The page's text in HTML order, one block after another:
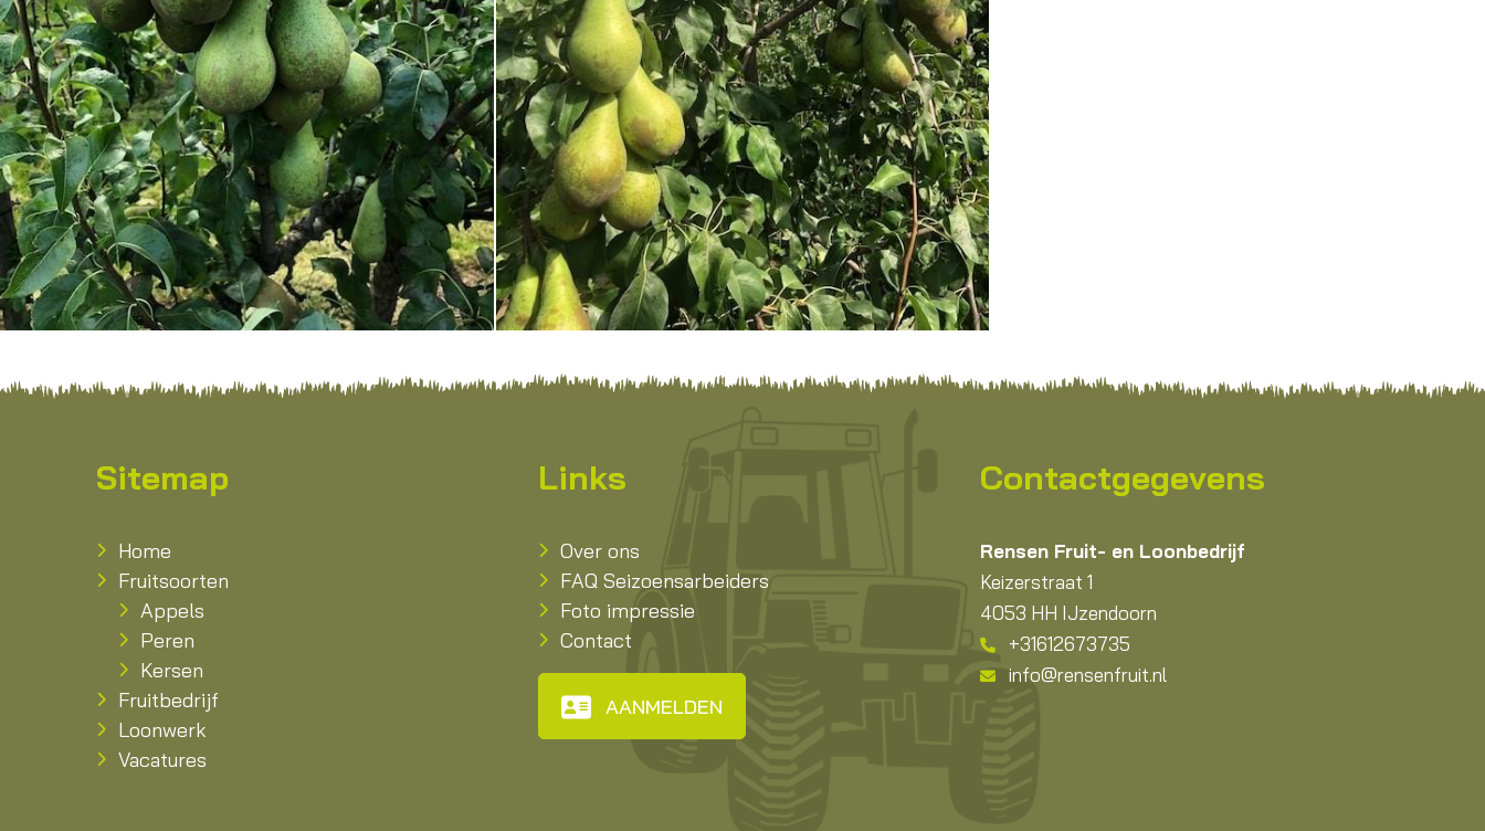
Sitemap
Home
Fruitsoorten
Appels
Peren
Kersen
Fruitbedrijf
Loonwerk
Vacatures
Links
Over ons
FAQ Seizoensarbeiders
Foto impressie
Contact
AANMELDEN
Contactgegevens
Rensen Fruit- en Loonbedrijf
Keizerstraat 1
4053 HH IJzendoorn
+31612673735
info@rensenfruit.nl